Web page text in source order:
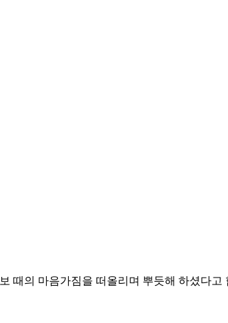
때의 마음가짐을 떠올리며 뿌듯해 하셨다고